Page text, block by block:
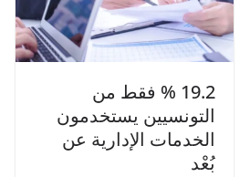
19.2 % فقط من
التونسيين يستخدمون
الخدمات الإدارية عن
بُعْد